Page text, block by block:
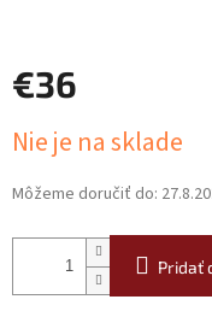
€36
cena:
Nie je na sklade
Môžeme doručiť do:
Pridať